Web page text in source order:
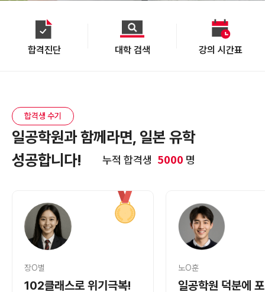
합격진단 대학 검색 강의 시간표
합격생 수기
일공학원과 함께라면, 일본 유학
성공합니다!
누적 합격생 5000 명
장O별
102클래스로 위기극복!
노O훈
일공학원 덕분에